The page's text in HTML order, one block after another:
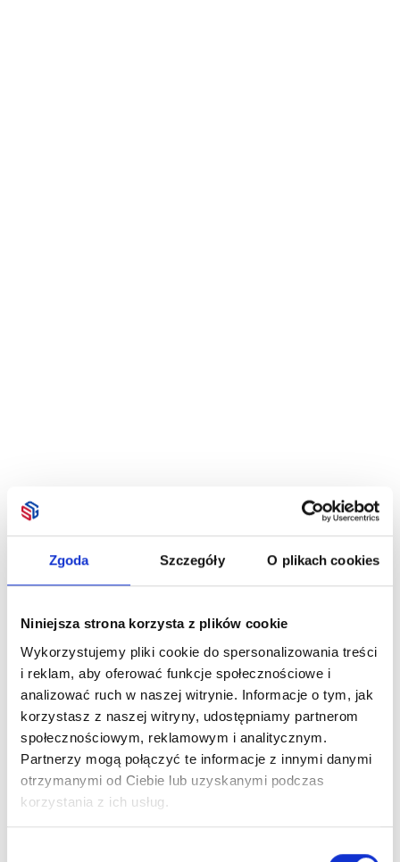
Zgoda Szczegóły O plikach cookies
Niniejsza strona korzysta z plików cookie
Wykorzystujemy pliki cookie do spersonalizowania treści
i reklam, aby oferować funkcje społecznościowe i
analizować ruch w naszej witrynie. Informacje o tym, jak
korzystasz z naszej witryny, udostępniamy partnerom
społecznościowym, reklamowym i analitycznym.
Partnerzy mogą połączyć te informacje z innymi danymi
otrzymanymi od Ciebie lub uzyskanymi podczas
korzystania z ich usług.